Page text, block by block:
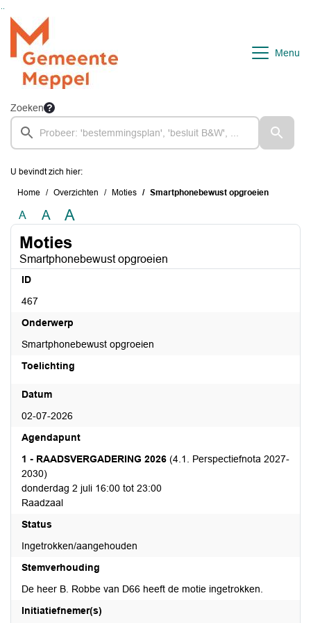
Ga naar de inhoud van deze pagina
Ga naar het zoeken
Ga naar het menu
Menu
Zoeken
U bevindt zich hier:
Home Overzichten Moties Smartphonebewust opgroeien
A A A
Moties
Smartphonebewust opgroeien
ID
467
Onderwerp
Smartphonebewust opgroeien
Toelichting
Datum
02-07-2026
Agendapunt
1 - RAADSVERGADERING 2026 (4.1. Perspectiefnota 2027-
2030)
donderdag 2 juli 16:00 tot 23:00
Raadzaal
Status
Ingetrokken/aangehouden
Stemverhouding
De heer B. Robbe van D66 heeft de motie ingetrokken.
Initiatiefnemer(s)